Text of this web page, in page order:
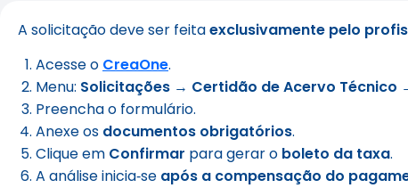
A solicitação deve ser feitaexclusivamente pelo
Acesse o CreaOne.
Menu: Solicitações → Certidão de Acervo Técnico
Preencha o formulário.
Anexe os documentos obrigatórios.
Clique em Confirmar para gerar o boleto da taxa.
A análise inicia‑se após a compensação do